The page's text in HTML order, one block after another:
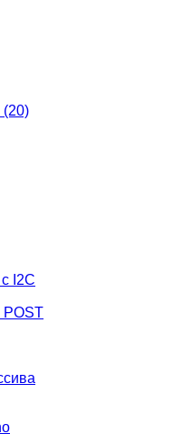
(20)